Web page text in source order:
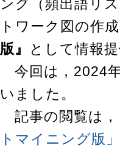
ング（頻出語リ
トワーク図の作
版』
として情報
今回は，2024
いました。
記事の閲覧は，
トマイニング版」